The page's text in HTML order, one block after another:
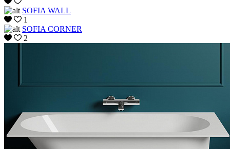
SOFIA WALL
1
SOFIA CORNER
2